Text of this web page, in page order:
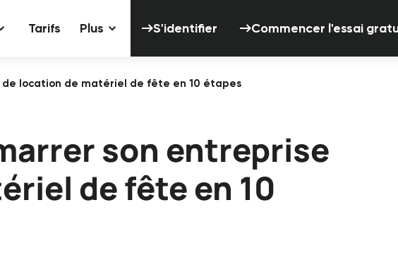
Tarifs Plus S'identifier Commencer l'essai
location de matériel de fête en 10 étapes
son entreprise
de fête en 10